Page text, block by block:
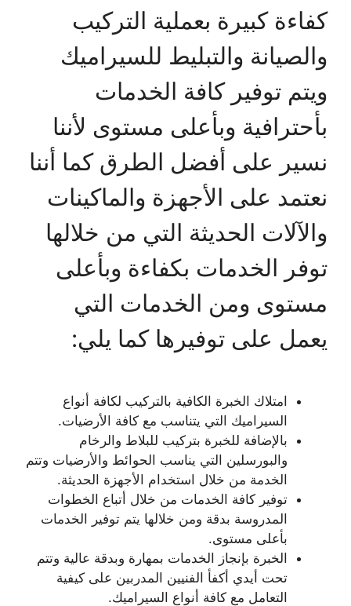
كفاءة كبيرة بعملية التركيب
والصيانة والتبليط للسيراميك
ويتم توفير كافة الخدمات
بأحترافية وبأعلى مستوى لأننا
نسير على أفضل الطرق كما أننا
نعتمد على الأجهزة والماكينات
والآلات الحديثة التي من خلالها
توفر الخدمات بكفاءة وبأعلى
مستوى ومن الخدمات التي
يعمل على توفيرها كما يلي:
امتلاك الخبرة الكافية بالتركيب لكافة أنواع
السيراميك التي يتناسب مع كافة الأرضيات.
بالإضافة للخبرة بتركيب للبلاط والرخام
والبورسلين التي يناسب الحوائط والأرضيات وتتم
الخدمة من خلال استخدام الأجهزة الحديثة.
توفير كافة الخدمات من خلال أتباع الخطوات
المدروسة بدقة ومن خلالها يتم توفير الخدمات
بأعلى مستوى.
الخبرة بإنجاز الخدمات بمهارة وبدقة عالية وتتم
تحت أيدي أكفأ الفنيين المدربين على كيفية
التعامل مع كافة أنواع السيراميك.